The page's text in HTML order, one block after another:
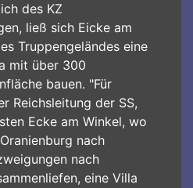
des KZ
ließ sich Eicke am
Truppengeländes eine
mit über 300
bauen. "Für
Reichsleitung der SS,
Ecke am Winkel, wo
nach
nach
eine Villa